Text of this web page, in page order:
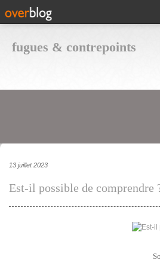
fugues & contrepoints
13 juillet 2023
Est-il possible de comprendre